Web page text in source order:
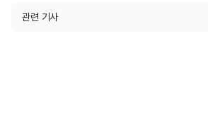
관련 기사